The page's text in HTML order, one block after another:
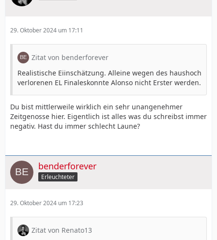
29. Oktober 2024 um 17:11
Zitat von benderforever
Realistische Eiinschätzung. Alleine wegen des haushoch
verlorenen EL Finaleskonnte Alonso nicht Erster werden.
Du bist mittlerweile wirklich ein sehr unangenehmer
Zeitgenosse hier. Eigentlich ist alles was du schreibst immer
negativ. Hast du immer schlecht Laune?
benderforever
Erleuchteter
29. Oktober 2024 um 17:23
Zitat von Renato13